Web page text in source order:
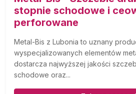
stopnie schodowe i
perforowane
Metal-Bis z Lubonia to uznany
wyspecjalizowanych elementów
dostarcza najwyższej jakości
schodowe oraz...